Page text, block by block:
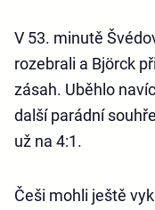
V 53. minutě
rozebrali a Björck
zásah. Uběhlo
další parádní
už na 4:1.
Češi mohli ještě